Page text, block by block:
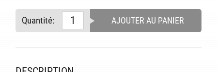
Quantité: AJOUTER AU PANIER